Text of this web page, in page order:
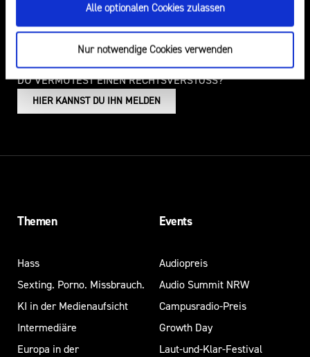
Alle optionalen Cookies zulassen
Nur notwendige Cookies verwenden
DU VERMUTEST EINEN RECHTSVERSTOSS?
HIER KANNST DU IHN MELDEN
Themen
Hass
Sexting. Porno. Missbrauch.
KI in der Medienaufsicht
Intermediäre
Europa in der
Events
Audiopreis
Audio Summit NRW
Campusradio-Preis
Growth Day
Laut-und-Klar-Festival